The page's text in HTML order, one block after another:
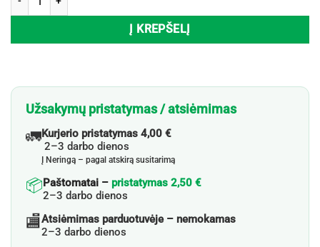
Į KREPŠELĮ
Užsakymų pristatymas / atsiėmimas
🚛Kurjerio pristatymas 4,00 €
2–3 darbo dienos
Į Neringą – pagal atskirą susitarimą
📦 Paštomatai – pristatymas 2,50 €
2–3 darbo dienos
🏬Atsiėmimas parduotuvėje – nemokamas
2–3 darbo dienos